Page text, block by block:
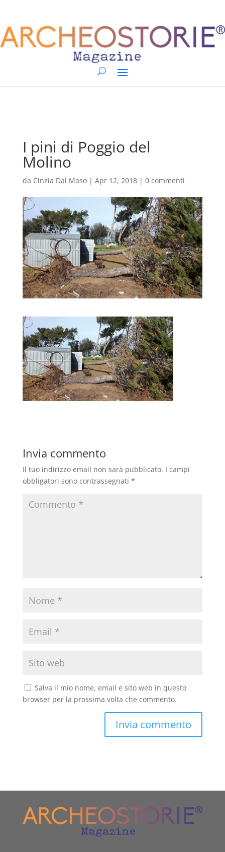
I pini di Poggio del
Molino
da Cinzia Dal Maso| Apr 12, 2018| 0 commenti
Invia commento
Il tuo indirizzo email non sarà pubblicato. I campi
obbligatori sono contrassegnati *
Salva il mio nome, email e sito web in questo
browser per la prossima volta che commento.